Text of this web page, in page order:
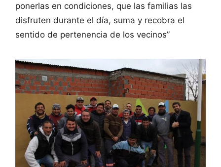
ponerlas en condiciones, que las familias las
disfruten durante el día, suma y recobra el
sentido de pertenencia de los vecinos”